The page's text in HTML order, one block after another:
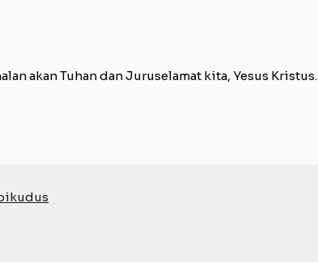
akan Tuhan dan Juruselamat kita, Yesus Kristus.